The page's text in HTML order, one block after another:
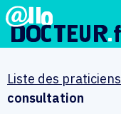
Liste des praticiens
consultation